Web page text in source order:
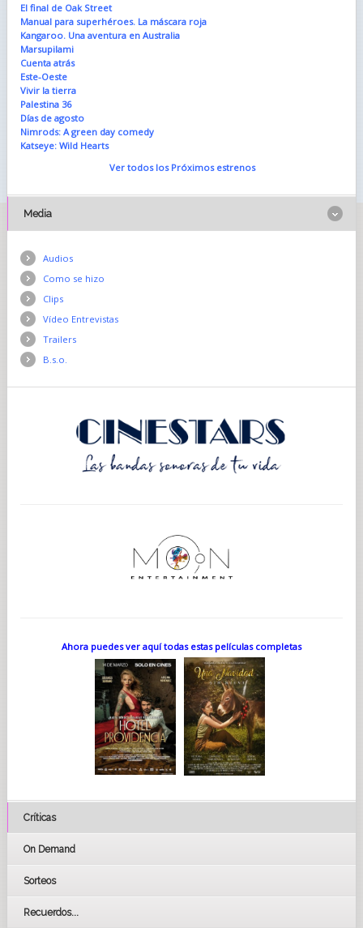
El final de Oak Street
Manual para superhéroes. La máscara roja
Kangaroo. Una aventura en Australia
Marsupilami
Cuenta atrás
Este-Oeste
Vivir la tierra
Palestina 36
Días de agosto
Nimrods: A green day comedy
Katseye: Wild Hearts
Ver todos los Próximos estrenos
Media
Audios
Como se hizo
Clips
Vídeo Entrevistas
Trailers
B.s.o.
Ahora puedes ver aquí todas estas películas completas
Críticas
On Demand
Sorteos
Recuerdos...